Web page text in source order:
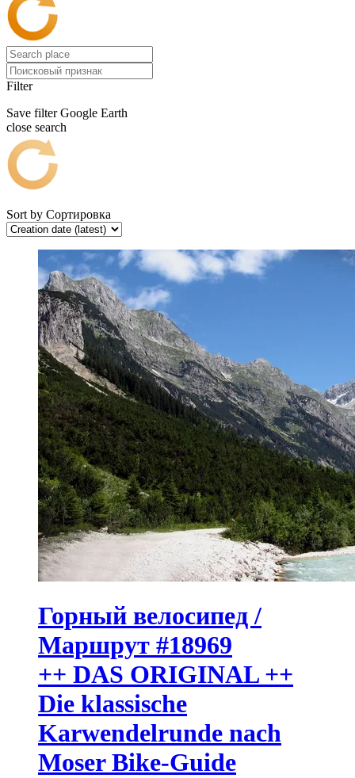
Filter
Save filter Google Earth
close search
Sort by Сортировка
Горный велосипед /
Маршрут #18969
++ DAS ORIGINAL ++
Die klassische
Karwendelrunde nach
Moser Bike-Guide